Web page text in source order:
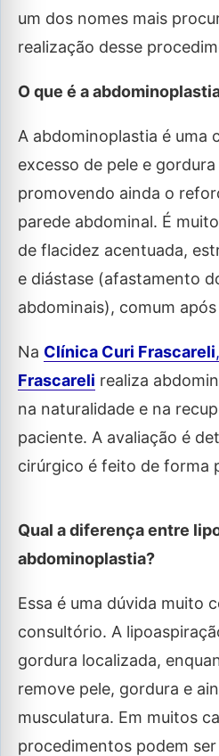
um dos nomes mais
realização desse
O que é a
A abdominoplastia é uma
excesso de pele e
promovendo ainda o
parede abdominal. É
de flacidez acentuada,
e diástase (afastamento
abdominais), comum
Na Clínica Curi Frascareli
Frascareli realiza
na naturalidade e na
paciente. A avaliação é
cirúrgico é feito de forma
Qual a diferença entre
abdominoplastia?
Essa é uma dúvida muito
consultório. A
gordura localizada,
remove pele, gordura e
musculatura. Em muitos
procedimentos podem